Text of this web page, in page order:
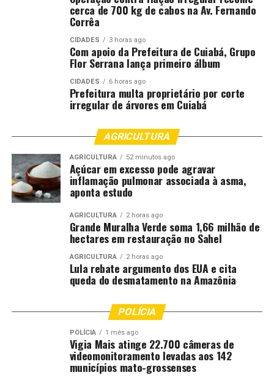
gigante. Diminuímos drasticamente o número de
queimadas. O trabalho rápido e eficiente das equipes
resultou em mais gente respirando bem, com menos
fumaça em Cuiabá. Sem vitimismo e sem mimimi,
salvamos Cuiabá das queimadas”, afirmou.
Também participaram da reunião o vereador Tenente-
coronel Dias, a secretária de Comunicação, Ana Karla; o
Bianchini; a secretária de Ordem Pública, Juliana
Palhares; o secretário-adjunto de Obras, Mateus Silva
Alves; o diretor-adjunto de Serviços Urbanos da
Limpurb, Ivan Rastelli; e Paulo Epitáfio, diretor-geral de
Redes da Secretaria de Educação.
Prefeitura de Cuiabá – MT
Comentários
DESTAQUE
MOSTRA PREFEITO QUEIMADAS
RECEBE
Cuiabá inicia regularização do Contorno Leste e garante
permanência das famílias
cerca de 700 kg de cabos na Av. Fernando
Corrêa
CIDADES 3 horas ago
Com apoio da Prefeitura de Cuiabá, Grupo
Flor Serrana lança primeiro álbum
CIDADES 6 horas ago
Prefeitura multa proprietário por corte
irregular de árvores em Cuiabá
AGRICULTURA
AGRICULTURA 52 minutos ago
Açúcar em excesso pode agravar
inflamação pulmonar associada à asma,
aponta estudo
AGRICULTURA 2 horas ago
Grande Muralha Verde soma 1,66 milhão de
hectares em restauração no Sahel
AGRICULTURA 2 horas ago
Lula rebate argumento dos EUA e cita
queda do desmatamento na Amazônia
POLÍCIA
POLÍCIA 1 mês ago
Vigia Mais atinge 22.700 câmeras de
videomonitoramento levadas aos 142
municípios mato-grossenses